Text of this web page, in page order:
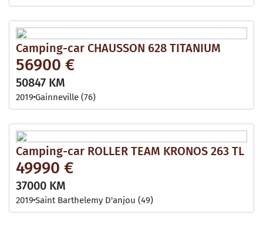
Camping-car CHAUSSON 628 TITANIUM
56900 €
50847 KM
2019 Gainneville (76)
Camping-car ROLLER TEAM KRONOS 263 TL
49990 €
37000 KM
2019 Saint Barthelemy D'anjou (49)